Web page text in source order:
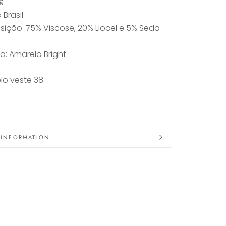
75% Viscose, 20% Liocel e 5% Seda
Amarelo Bright
veste 38